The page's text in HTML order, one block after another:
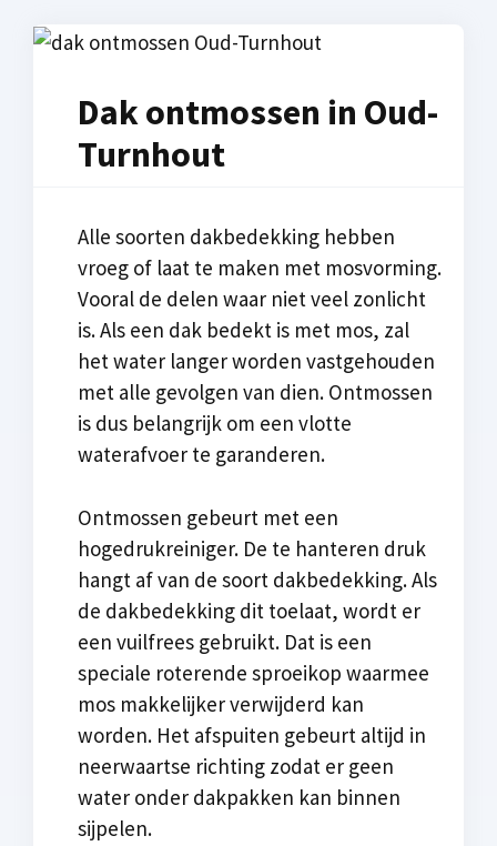
Dak ontmossen in Oud-
Turnhout
Alle soorten dakbedekking hebben
vroeg of laat te maken met mosvorming.
Vooral de delen waar niet veel zonlicht
is. Als een dak bedekt is met mos, zal
het water langer worden vastgehouden
met alle gevolgen van dien. Ontmossen
is dus belangrijk om een vlotte
waterafvoer te garanderen.
Ontmossen gebeurt met een
hogedrukreiniger. De te hanteren druk
hangt af van de soort dakbedekking. Als
de dakbedekking dit toelaat, wordt er
een vuilfrees gebruikt. Dat is een
speciale roterende sproeikop waarmee
mos makkelijker verwijderd kan
worden. Het afspuiten gebeurt altijd in
neerwaartse richting zodat er geen
water onder dakpakken kan binnen
sijpelen.